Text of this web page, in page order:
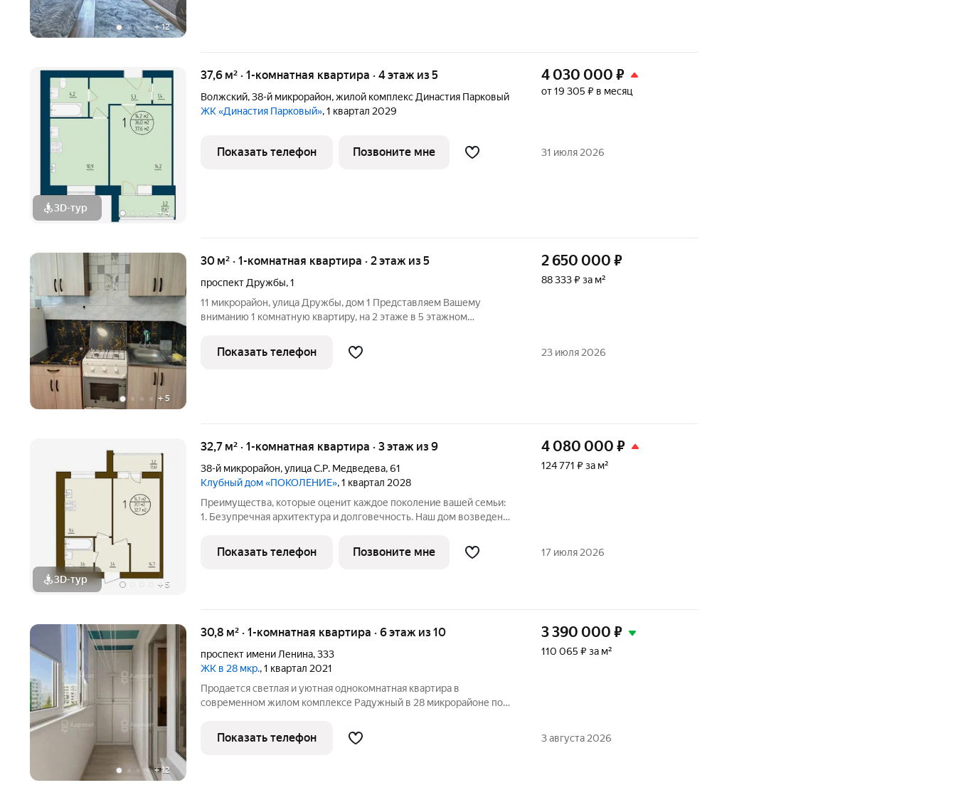
+12
3D-тур +4
37,6 м² · 1-комнатная квартира · 4 этаж из 5
Волжский,38-й микрорайон,жилой комплекс Династия Парковый
ЖК «Династия Парковый», 1 квартал 2029
4 030 000 ₽
от 19 305 ₽ в месяц
Показать телефон Позвоните мне 31 июля 2026
+ 5
30 м² · 1-комнатная квартира · 2 этаж из 5
проспект Дружбы,1
11 микрорайон, улица Дружбы, дом 1 Представляем Вашему
вниманию 1 комнатную квартиру, на 2 этаже в 5 этажном
балкона. Сан.узел совмещенный. Пластиковые окна, новый
линолеум. Установлены
2 650 000 ₽
88 333 ₽ за м²
Показать телефон 23 июля 2026
3D-тур + 5
32,7 м² · 1-комнатная квартира · 3 этаж из 9
38-й микрорайон,улица С.Р. Медведева,61
Клубный дом «ПОКОЛЕНИЕ», 1 квартал 2028
Преимущества, которые оценит каждое поколение вашей семьи:
1. Безупречная архитектура и долговечность. Наш дом возведен
комфорта. Высокая звукоизоляция обеспечивает приватность
каждой
4 080 000 ₽
124 771 ₽ за м²
Показать телефон Позвоните мне 17 июля 2026
+12
30,8 м² · 1-комнатная квартира · 6 этаж из 10
проспект имени Ленина,333
ЖК в 28 мкр., 1 квартал 2021
Продается светлая и уютная однокомнатная квартира в
современном жилом комплексе Радужный в 28 микрорайоне по
Жилая площадь - 16 кв. м. Площадь кухни - 9 кв. м. Квартира
расположена на
3 390 000 ₽
110 065 ₽ за м²
Показать телефон 3 августа 2026